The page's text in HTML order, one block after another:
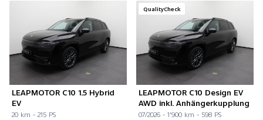
LEAPMOTOR C10 1.5 Hybrid
EV
20 km - 215 PS
QualityCheck
LEAPMOTOR C10 Design EV
AWD inkl. Anhängerkupplung
07/2026 - 1'900 km - 598 PS